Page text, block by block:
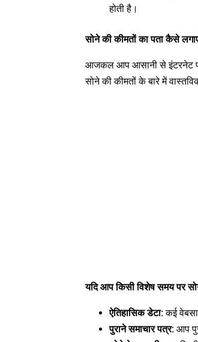
होती है।
सोने की कीमतों का पता कैसे
आजकल आप आसानी से इंटरनेट
सोने की कीमतों के बारे में
यदि आप किसी विशेष समय पर
ऐतिहासिक डेटा:कई
पुराने समाचार पत्र: आप